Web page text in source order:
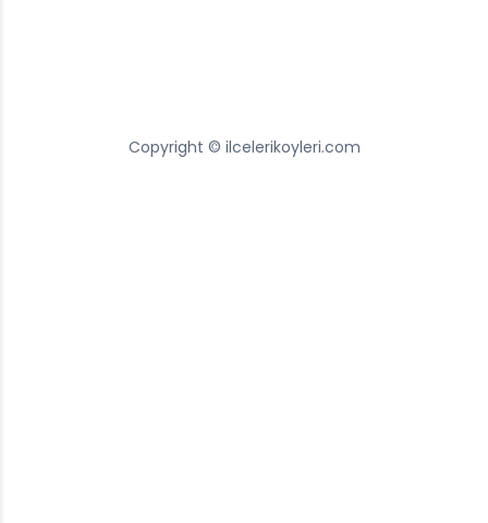
Copyright © ilcelerikoyleri.com